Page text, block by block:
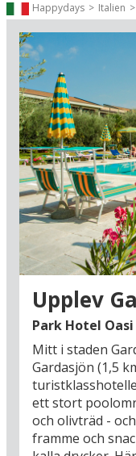
Happydays Italien
Upplev
Park Hotel Oasi
Mitt i staden
Gardasjön (1,5
ett stort
och olivträd -
framme och